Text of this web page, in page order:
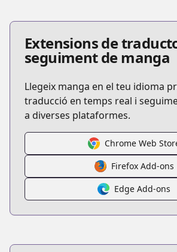
Extensions de
seguiment de manga
Llegeix manga en el teu idioma
traducció en temps real i
a diverses plataformes.
Chrome Web
Firefox Add-ons
Edge Add-ons